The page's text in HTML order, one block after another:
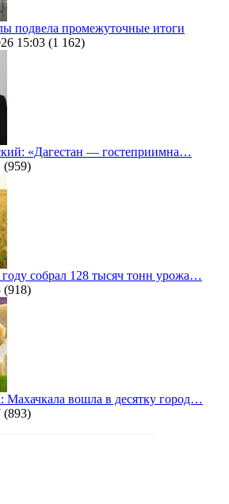
подвела промежуточные итоги
15:03 (1 162)
«Дагестан — гостеприимна…
(959)
году собрал 128 тысяч тонн урожа…
(918)
Махачкала вошла в десятку город…
(893)